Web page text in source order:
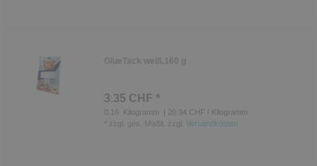
GlueTack weiß,160 g
3.35 CHF *
0.16 Kilogramm
| 20.94 CHF / Kilogramm
zzgl. ges. MwSt. zzgl. Versandkosten